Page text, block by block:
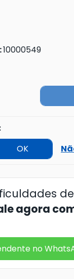
10000549
OK
agora
no